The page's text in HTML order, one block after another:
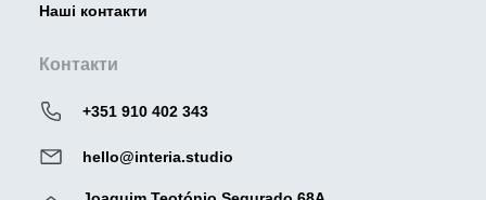
Наші контакти
Контакти
+351 910 402 343
hello@interia.studio